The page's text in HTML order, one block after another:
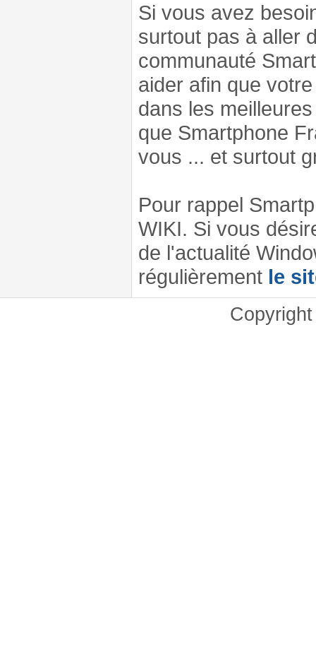
Si vous avez
surtout pas à aller
communauté
aider afin que
dans les
que Smartphone
vous ... et surtout
Pour rappel
WIKI. Si vous
de l'actualité
régulièrement le